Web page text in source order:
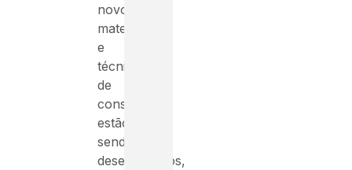
novos
materiais
e
técnicas
de
construção
estão
sendo
desenvolvidos,